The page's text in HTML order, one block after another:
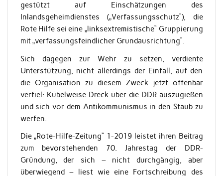
gestützt auf Einschätzungen des
Inlandsgeheimdienstes („Verfassungsschutz“), die
Rote Hilfe sei eine „linksextremistische“ Gruppierung
mit „verfassungsfeindlicher Grundausrichtung“.
Sich dagegen zur Wehr zu setzen, verdiente
Unterstützung, nicht allerdings der Einfall, auf den
die Organisation zu diesem Zweck jetzt offenbar
verfiel: Kübelweise Dreck über die DDR auszugießen
und sich vor dem Antikommunismus in den Staub zu
werfen.
Die „Rote-Hilfe-Zeitung“ 1-2019 leistet ihren Beitrag
zum bevorstehenden 70. Jahrestag der DDR-
Gründung, der sich – nicht durchgängig, aber
überwiegend – liest wie eine Fortschreibung des